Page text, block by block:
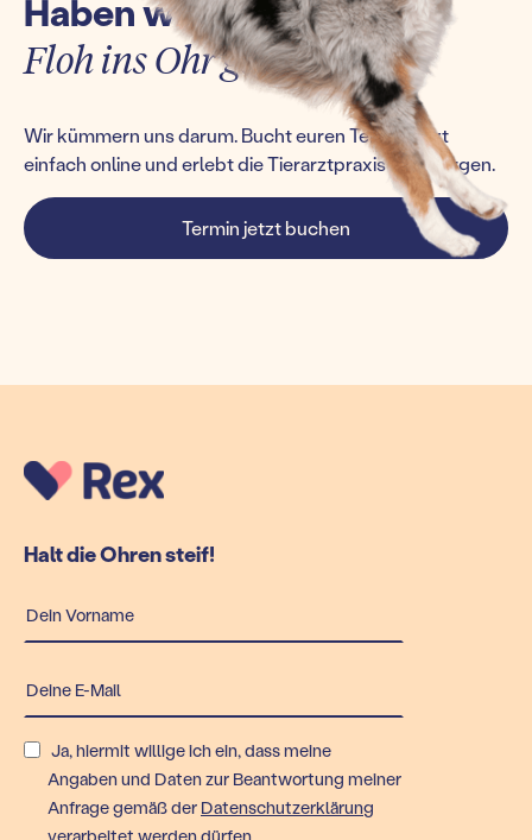
Haben wir euch einen
Floh ins Ohr gesetzt?
Wir kümmern uns darum. Bucht euren Termin jetzt
einfach online und erlebt die Tierarztpraxis von morgen.
Termin jetzt buchen
Halt die Ohren steif!
Ja, hiermit willige ich ein, dass meine
Angaben und Daten zur Beantwortung meiner
Anfrage gemäß der Datenschutzerklärung